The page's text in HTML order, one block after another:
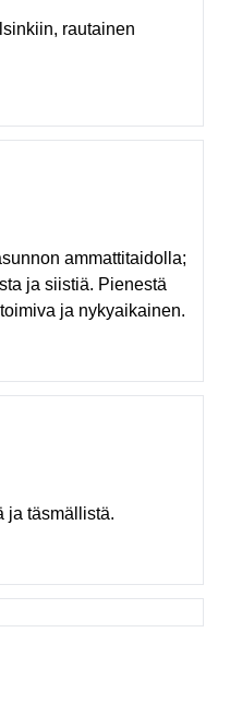
rautainen
ammattitaidolla;
ja siistiä. Pienestä
ja nykyaikainen.
ja täsmällistä.